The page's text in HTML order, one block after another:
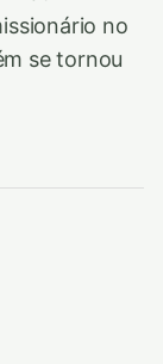
no
se tornou